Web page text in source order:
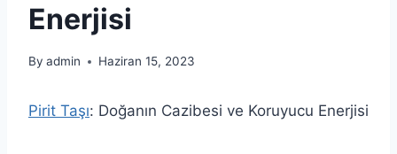
Enerjisi
By admin Haziran 15, 2023
Pirit Taşı: Doğanın Cazibesi ve Koruyucu Enerjisi